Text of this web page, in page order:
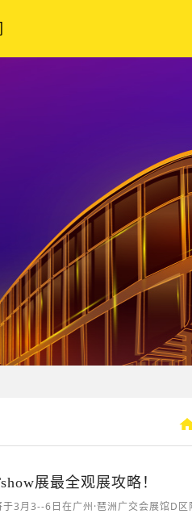
展最全观展攻略！
3月3--6日在广州·琶洲广交会展馆D区